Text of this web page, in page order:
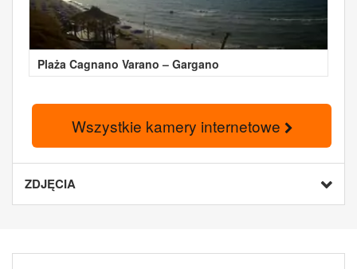
Plaża Cagnano Varano – Gargano
Wszystkie kamery internetowe
ZDJĘCIA